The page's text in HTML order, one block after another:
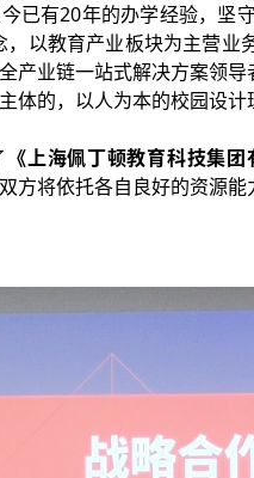
已有20年的办学经验，坚
以教育产业板块为主营业
产业链一站式解决方案领
体的，以人为本的校园设计
《上海佩丁顿教育科技集
方将依托各自良好的资源